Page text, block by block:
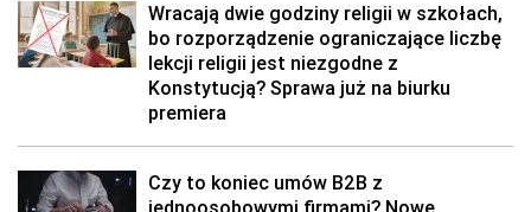
Wracają dwie godziny religii w szkołach,
bo rozporządzenie ograniczające liczbę
lekcji religii jest niezgodne z
Konstytucją? Sprawa już na biurku
premiera
Czy to koniec umów B2B z
jednoosobowymi firmami? Nowe